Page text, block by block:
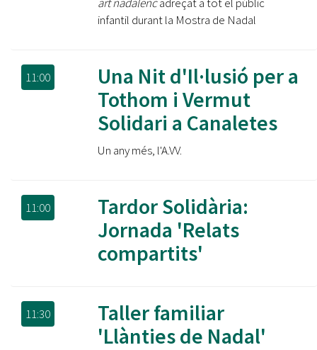
infantil durant la Mostra de Nadal
11:00
Una Nit d'Il·lusió per a
Tothom i Vermut
Solidari a Canaletes
Un any més, l'A.VV.
11:00
Tardor Solidària:
Jornada 'Relats
compartits'
11:30
Taller familiar
'Llànties de Nadal'